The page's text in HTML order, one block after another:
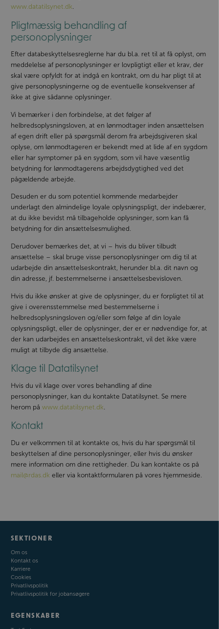
www.datatilsynet.dk
Pligtmæssig behandling af
personoplysninger
Efter databeskyttelsesreglerne har du bl.a. ret til at få oplyst, om
meddelelse af personoplysninger er lovpligtigt eller et krav, der
skal være opfyldt for at indgå en kontrakt, om du har pligt til at
give personoplysningerne og de eventuelle konsekvenser af
ikke at give sådanne oplysninger.
Vi bemærker i den forbindelse, at det følger af
helbredsoplysningsloven, at en lønmodtager inden ansættelsen
af egen drift eller på spørgsmål derom fra arbejdsgiveren skal
oplyse, om lønmodtageren er bekendt med at lide af en sygdom
eller har symptomer på en sygdom, som vil have væsentlig
betydning for lønmodtagerens arbejdsdygtighed ved det
pågældende arbejde.
Desuden er du som potentiel kommende medarbejder
underlagt den almindelige loyale oplysningspligt, der indebærer,
at du ikke bevidst må tilbageholde oplysninger, som kan få
betydning for din ansættelsesmulighed.
Derudover bemærkes det, at vi – hvis du bliver tilbudt
ansættelse – skal bruge visse personoplysninger om dig til at
udarbejde din ansættelseskontrakt, herunder bl.a. dit navn og
din adresse, jf. bestemmelserne i ansættelsesbevisloven.
Hvis du ikke ønsker at give de oplysninger, du er forpligtet til at
give i overensstemmelse med bestemmelserne i
helbredsoplysningsloven og/eller som følge af din loyale
oplysningspligt, eller de oplysninger, der er er nødvendige for, at
der kan udarbejdes en ansættelseskontrakt, vil det ikke være
muligt at tilbyde dig ansættelse.
Klage til Datatilsynet
Hvis du vil klage over vores behandling af dine
personoplysninger, kan du kontakte Datatilsynet. Se mere
herom på www.datatilsynet.dk
Kontakt
Du er velkommen til at kontakte os, hvis du har spørgsmål til
beskyttelsen af dine personoplysninger, eller hvis du ønsker
mere information om dine rettigheder. Du kan kontakte os på
mail@rdas.dk eller via kontaktformularen på vores hjemmeside.
SEKTIONER
Om os
Kontakt os
Karriere
Cookies
Privatlivspolitik
Privatlivspolitik for jobansøgere
EGENSKABER